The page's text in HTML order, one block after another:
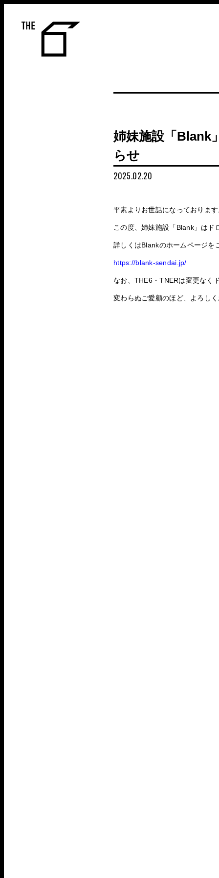
姉妹施設「Blank
らせ
2025.02.20
平素よりお世話になっております
この度、姉妹施設「Blank」はド
詳しくはBlankのホームページを
https://blank-sendai.jp/
なお、THE6・TNERは変更なく
変わらぬご愛顧のほど、よろしく